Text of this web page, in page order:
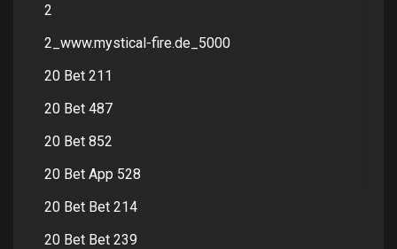
2
2_www.mystical-fire.de_5000
20 Bet 211
20 Bet 487
20 Bet 852
20 Bet App 528
20 Bet Bet 214
20 Bet Bet 239